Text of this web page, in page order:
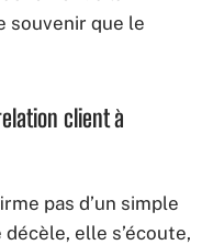
souvenir que le
client à
pas d’un simple
elle s’écoute,